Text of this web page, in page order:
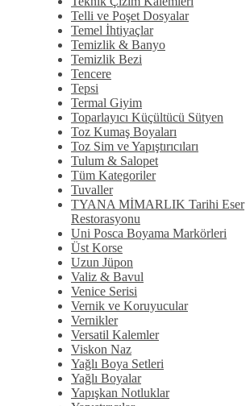
Telli ve Poşet Dosyalar
Temel İhtiyaçlar
Temizlik & Banyo
Temizlik Bezi
Tencere
Tepsi
Termal Giyim
Toparlayıcı Küçültücü Sütyen
Toz Kumaş Boyaları
Toz Sim ve Yapıştırıcıları
Tulum & Salopet
Tüm Kategoriler
Tuvaller
TYANA MİMARLIK Tarihi Eser
Restorasyonu
Uni Posca Boyama Markörleri
Üst Korse
Uzun Jüpon
Valiz & Bavul
Venice Serisi
Vernik ve Koruyucular
Vernikler
Versatil Kalemler
Viskon Naz
Yağlı Boya Setleri
Yağlı Boyalar
Yapışkan Notluklar